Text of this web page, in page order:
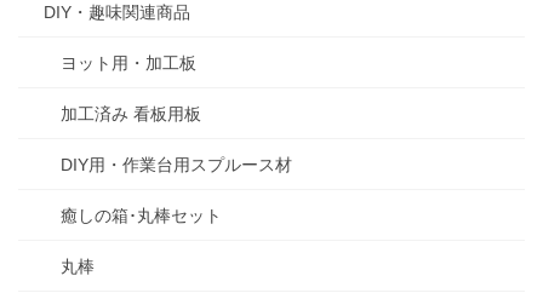
DIY・趣味関連商品
ヨット用・加工板
加工済み 看板用板
DIY用・作業台用スプルース材
癒しの箱･丸棒セット
丸棒